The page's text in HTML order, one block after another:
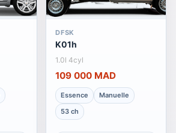
DFSK
K01h
1.0l 4cyl
109 000 MAD
Essence
Manuelle
53 ch